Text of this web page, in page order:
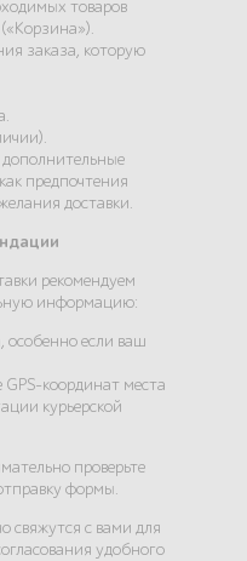
товаров
заказа, которую
предпочтения
доставки.
рекомендуем
информацию:
если ваш
координат места
курьерской
проверьте
формы.
свяжутся с вами для
удобного